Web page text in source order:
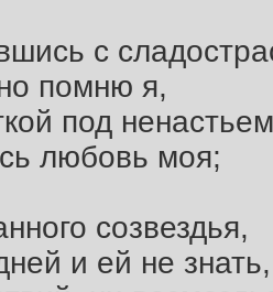
с
помню я,
под ненастьем
любовь моя;
созвездья,
и ей не знать,